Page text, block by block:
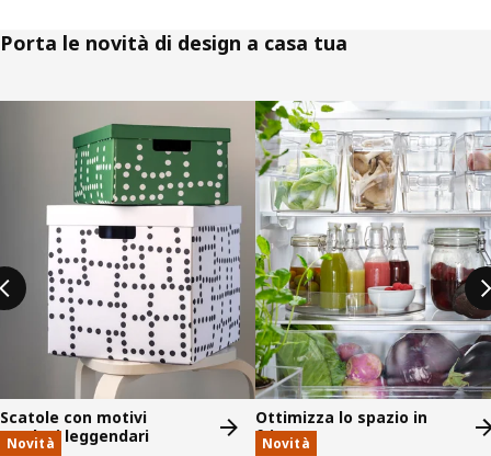
Porta le novità di design a casa tua
Scatole con motivi
svedesi leggendari
Novità
Ottimizza lo spazio in
frigo
Novità